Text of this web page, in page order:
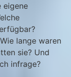
eigene
lange waren
sie? Und
infrage?